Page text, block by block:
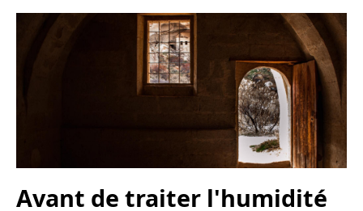
Avant de traiter l'humidité